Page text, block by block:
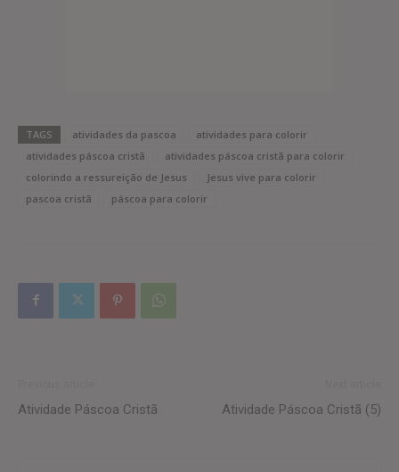
TAGS atividades da pascoa
atividades para colorir
atividades páscoa cristã
atividades páscoa cristã para colorir
colorindo a ressureição de Jesus
Jesus vive para colorir
pascoa cristã
páscoa para colorir
Atividade Páscoa Cristã Atividade Páscoa Cristã (5)